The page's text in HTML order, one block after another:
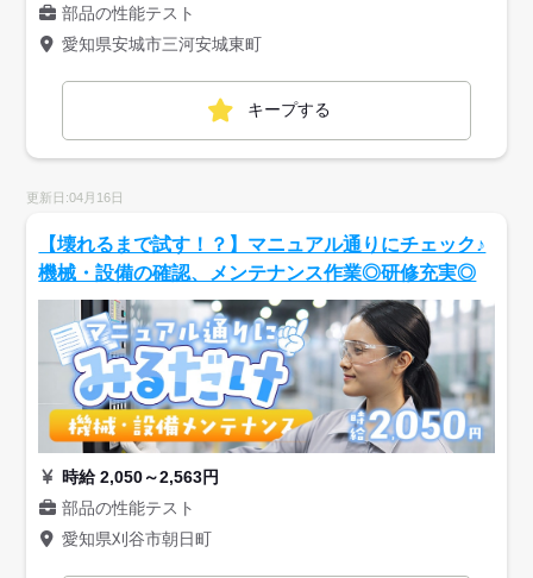
部品の性能テスト
愛知県安城市三河安城東町
キープする
更新日:04月16日
【壊れるまで試す！？】マニュアル通りにチェック♪
機械・設備の確認、メンテナンス作業◎研修充実◎
時給 2,050～2,563円
部品の性能テスト
愛知県刈谷市朝日町